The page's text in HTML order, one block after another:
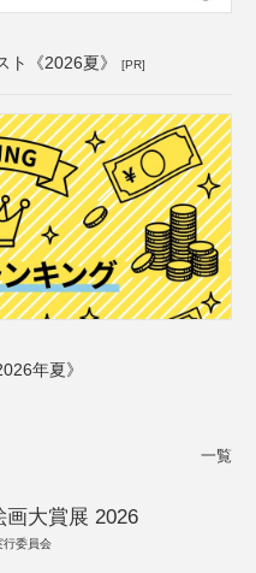
ト《2026夏》 [PR]
年夏》
一覧
画大賞展 2026
行委員会